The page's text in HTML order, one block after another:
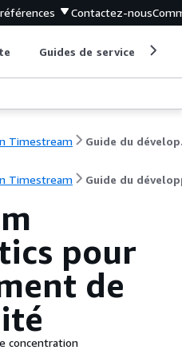
Contactez-nous
Guides de service
Timestream
Timestream Guide du
pour
de
concentration